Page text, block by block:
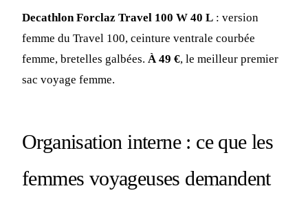
Decathlon Forclaz Travel 100 W 40 L : version
femme du Travel 100, ceinture ventrale courbée
femme, bretelles galbées. À 49 €, le meilleur premier
sac voyage femme.
Organisation interne : ce que les
femmes voyageuses demandent